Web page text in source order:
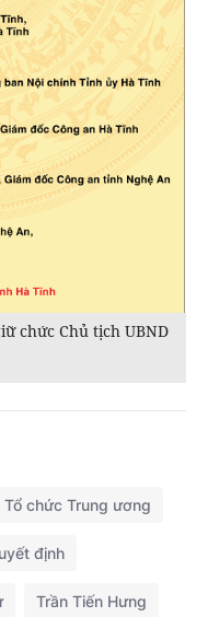
chức Chủ tịch UBND
Tổ chức Trung ương
định
Trần Tiến Hưng